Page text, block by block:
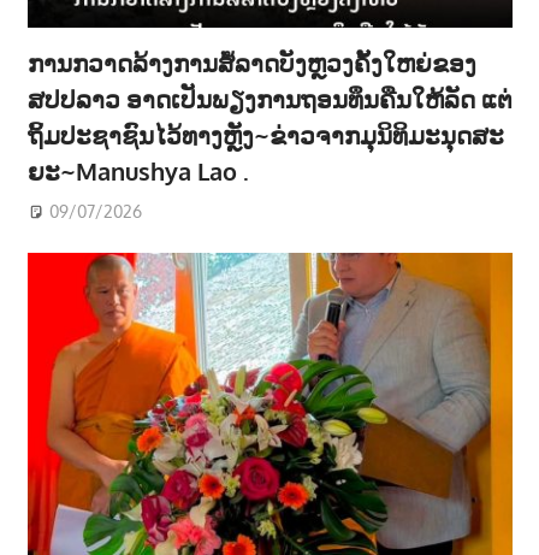
ການກວາດລ້າງການສໍ້ລາດບັງຫຼວງຄັ້ງໃຫຍ່ຂອງ
ສປປລາວ ອາດເປັນພຽງການຖອນທຶນຄືນໃຫ້ລັດ ແຕ່
ຖິ້ມປະຊາຊົນໄວ້ທາງຫຼັງ~ຂ່າວຈາກມຸນິທິມະນຸດສະ
ຍະ~Manushya Lao .
09/07/2026